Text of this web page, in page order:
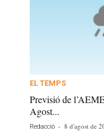
EL TEMPS
Previsió de
Agost...
Redacció - 8 d'agost de